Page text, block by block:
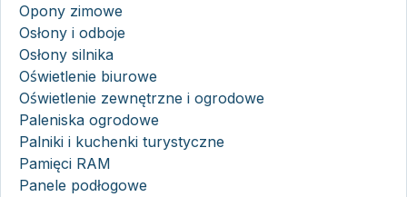
Opony zimowe
Osłony i odboje
Osłony silnika
Oświetlenie biurowe
Oświetlenie zewnętrzne i ogrodowe
Paleniska ogrodowe
Palniki i kuchenki turystyczne
Pamięci RAM
Panele podłogowe